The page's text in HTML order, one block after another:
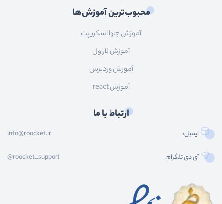
محبوب‌ترین آموزش‌ها
آموزش جاوا اسکریپت
آموزش لاراول
آموزش وردپرس
آموزش react
ارتباط با ما
ایمیل: info@roocket.ir
آی دی تلگرام: @roocket_support